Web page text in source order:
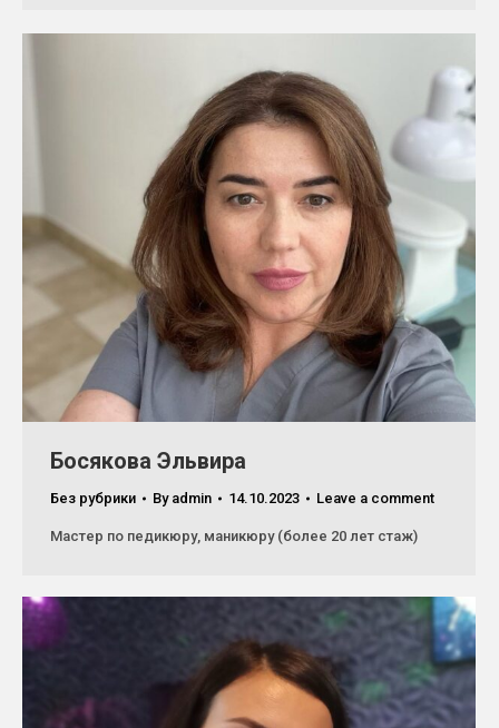
Босякова Эльвира
Без рубрики By admin 14.10.2023 Leave a comment
Мастер по педикюру, маникюру (более 20 лет стаж)